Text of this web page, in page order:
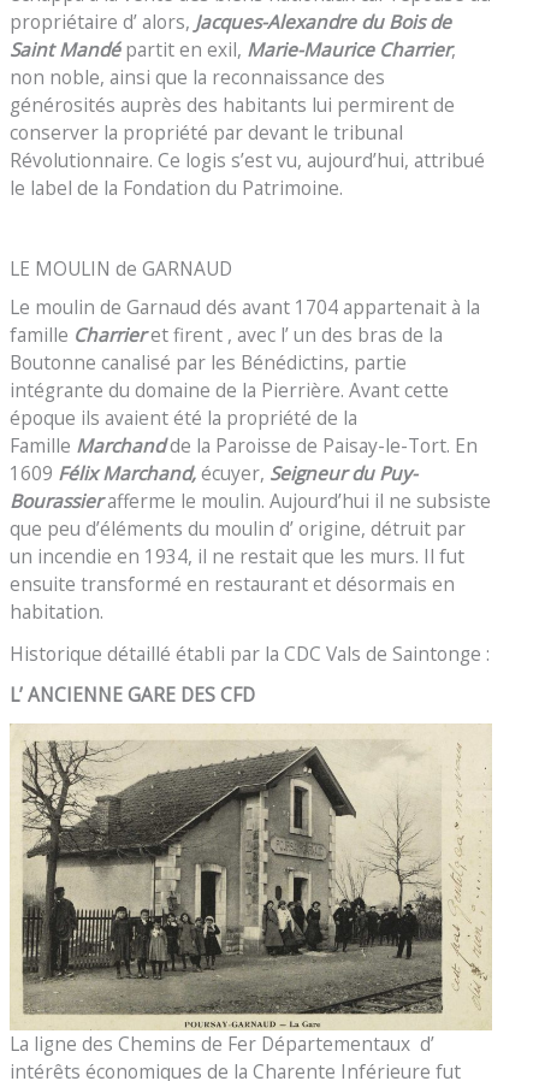
propriétaire d’ alors, Jacques-Alexandre du Bois de
Saint Mandépartit en exil, Marie-Maurice Charrier,
non noble, ainsi que la reconnaissance des
générosités auprès des habitants lui permirent de
conserver la propriété par devant le tribunal
Révolutionnaire. Ce logis s’est vu, aujourd’hui, attribué
le label de la Fondation du Patrimoine.
LE MOULIN de GARNAUD
Le moulin de Garnaud dés avant 1704 appartenait à la
famille Charrieret firent , avec l’ un des bras de la
Boutonne canalisé par les Bénédictins, partie
intégrante du domaine de la Pierrière. Avant cette
époque ils avaient été la propriété de la
Famille Marchandde la Paroisse de Paisay-le-Tort. En
1609 Félix Marchand,écuyer, Seigneur du Puy-
Bourassierafferme le moulin. Aujourd’hui il ne subsiste
que peu d’éléments du moulin d’ origine, détruit par
un incendie en 1934, il ne restait que les murs. Il fut
ensuite transformé en restaurant et désormais en
habitation.
Historique détaillé établi par la CDC Vals de Saintonge :
L’ ANCIENNE GARE DES CFD
La ligne des Chemins de Fer Départementaux d’
intérêts économiques de la Charente Inférieure fut